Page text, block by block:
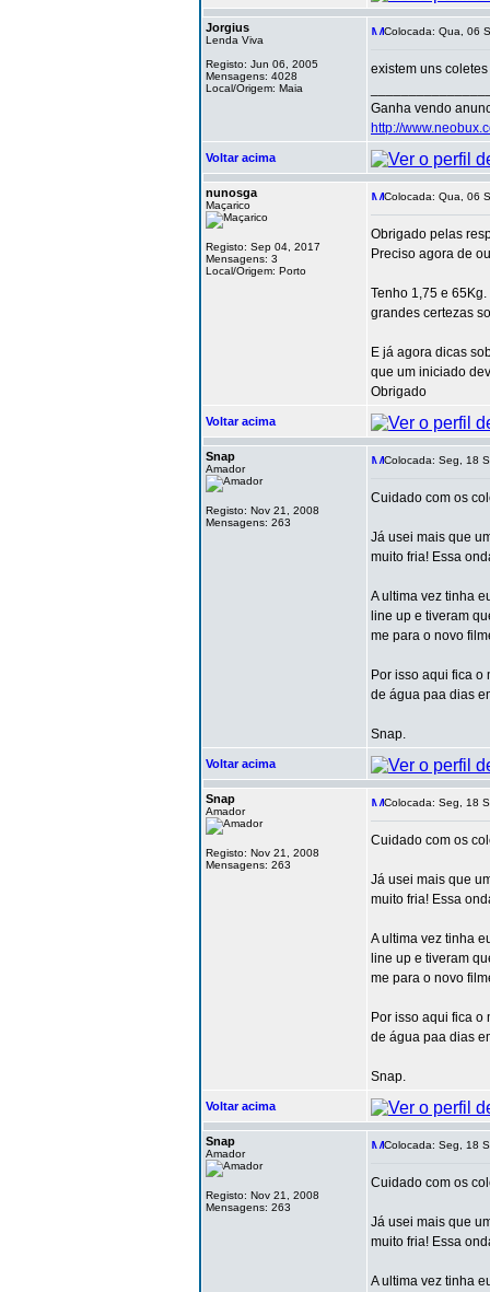
Jorgius
Lenda Viva
Registo: Jun 06, 2005
Mensagens: 4028
Local/Origem: Maia
Colocada: Qua, 06
existem uns
Ganha vendo
http://
Voltar acima
nunosga
Maçarico
Registo: Sep 04, 2017
Mensagens: 3
Local/Origem: Porto
Colocada: Qua, 06
Obrigado pelas
Preciso agora de
Tenho 1,75 e
grandes certezas
E já agora dicas
que um iniciado
Obrigado
Voltar acima
Snap
Amador
Registo: Nov 21, 2008
Mensagens: 263
Colocada: Seg, 18
Cuidado com os
Já usei mais que
muito fria! Essa
A ultima vez tinha
line up e tiveram
me para o novo
Por isso aqui fica o
de água paa dias
Snap.
Voltar acima
Snap
Amador
Registo: Nov 21, 2008
Mensagens: 263
Colocada: Seg, 18
Cuidado com os
Já usei mais que
muito fria! Essa
A ultima vez tinha
line up e tiveram
me para o novo
Por isso aqui fica o
de água paa dias
Snap.
Voltar acima
Snap
Amador
Registo: Nov 21, 2008
Mensagens: 263
Colocada: Seg, 18
Cuidado com os
Já usei mais que
muito fria! Essa
A ultima vez tinha